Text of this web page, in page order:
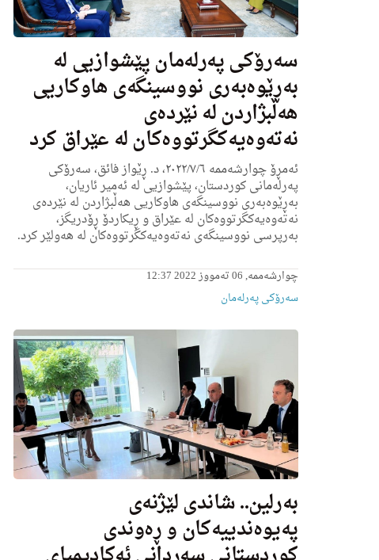
سه‌رۆكی په‌رله‌مان پێشوازیی له‌
بەڕێوەبەری نووسینگەی هاوکاریی
هەڵبژاردن لە نێردەی
نەتەوەیەکگرتووەکان لە عێراق كرد
ئه‌مڕۆ چوارشه‌ممه‌ ٢٠٢٢/٧/٦، د. ڕێواز فائق، سه‌رۆكی
په‌رله‌مانی كوردستان، پێشوازیی له‌ ئه‌میر ئاریان،
بەڕێوەبەری نووسینگەی هاوکاریی هەڵبژاردن لە نێردەی
نەتەوەیەکگرتووەکان لە عێراق و ڕیكاردۆ ڕۆدریگز،
به‌رپرسی نووسینگه‌ی نه‌ته‌وه‌یه‌كگرتووه‌كان له‌ هه‌ولێر كرد.
چوارشەممە, 06 تەمووز 2022 12:37
سەرۆکی پەرلەمان
به‌رلین.. شاندی لێژنه‌ی
په‌یوه‌ندییه‌كان و ڕه‌وندی